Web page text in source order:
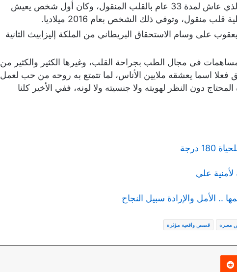
لرجل إنجليزي يدعى “جون مكافيرتي” والذي عاش لمدة 33 عام بالقلب المنقول، وكان أول شخص يعيش
وتوفي ذلك الشخص بعام 2016 ميلاديا.
مجدي يعقوب على وسام الاستحقاق البريطاني من الملكة إليزابيث الثانية
في مجال الطب بجراحة القلب، وغيرها الكثير والكثير من
فعلا اسما يعشقه ملايين الأناس، لما تتمتع به روحه من حب لعمل
دون النظر لهويته ولا جنسيته ولا لونه، ففي الأخير كلنا
علي
الأمل والإرادة سبيل النجاح
معبرة قصص واقعية مؤثرة